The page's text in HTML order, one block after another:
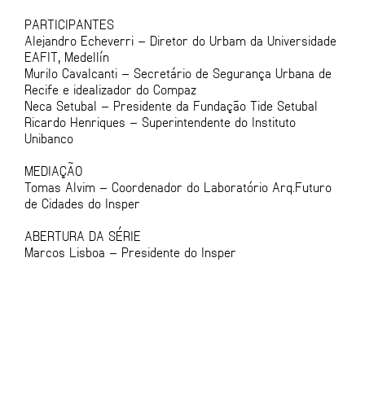
PARTICIPANTES
Alejandro Echeverri – Diretor do Urbam da Universidade
EAFIT, Medellín
Murilo Cavalcanti – Secretário de Segurança Urbana de
Recife e idealizador do Compaz
Neca Setubal – Presidente da Fundação Tide Setubal
Ricardo Henriques – Superintendente do Instituto
Unibanco
MEDIAÇÃO
Tomas Alvim – Coordenador do Laboratório Arq.Futuro
de Cidades do Insper
ABERTURA DA SÉRIE
Marcos Lisboa – Presidente do Insper